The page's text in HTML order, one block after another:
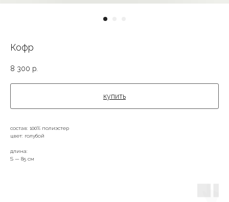
Кофр
8 300 р.
купить
состав: 100% полиэстер
цвет: голубой
длина:
S — 85 см